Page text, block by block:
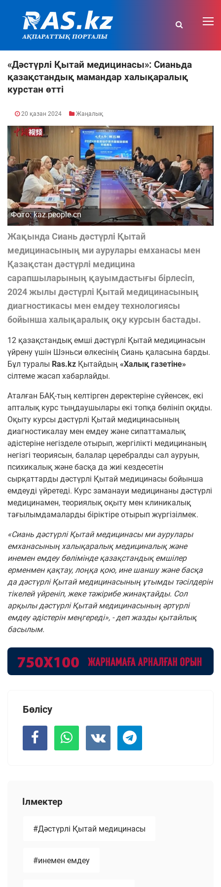
«Дәстүрлі Қытай медицинасы»: Сианьда
қазақстандық мамандар халықаралық
курстан өтті
20 қазан 2024 Жаңалық
Фото: kaz.people.cn
Жақында Сиань дәстүрлі Қытай
медицинасының ми аурулары емханасы мен
Қазақстан дәстүрлі медицина
сарапшыларының қауымдастығы бірлесіп,
2024 жылы дәстүрлі Қытай медицинасының
диагностикасы мен емдеу технологиясы
бойынша халықаралық оқу курсын бастады.
12 қазақстандық емші дәстүрлі Қытай медицинасын
үйрену үшін Шэньси өлкесінің Сиань қаласына барды.
Бұл туралы Ras.kz Қытайдың «Халық газетіне»
сілтеме жасап хабарлайды.
Аталған БАҚ-тың келтірген деректеріне сүйенсек, екі
апталық курс тыңдаушылары екі топқа бөлініп оқиды.
Оқыту курсы дәстүрлі Қытай медицинасының
диагностикалау мен емдеу және сипаттамалық
әдістеріне негізделе отырып, жергілікті медицинаның
негізгі теориясын, балалар церебралды сал ауруын,
психикалық және басқа да жиі кездесетін
сырқаттарды дәстүрлі Қытай медицинасы бойынша
емдеуді үйретеді. Курс заманауи медицинаны дәстүрлі
медицинамен, теориялық оқыту мен клиникалық
тағылымдамаларды біріктіре отырып жүргізілмек.
«Сиань дәстүрлі Қытай медицинасы ми аурулары
емханасының халықаралық медициналық және
инемен емдеу бөлімінде қазақстандық емшілер
ерменмен қақтау, лоңқа қою, ине шаншу және басқа
да дәстүрлі Қытай медицинасының ұтымды тәсілдерін
тікелей үйреніп, жеке тәжірибе жинақтайды. Сол
арқылы дәстүрлі Қытай медицинасының әртүрлі
емдеу әдістерін меңгереді», - деп жазды қытайлық
басылым.
Бөлісу
Ілмектер
#Дәстүрлі Қытай медицинасы
#инемен емдеу